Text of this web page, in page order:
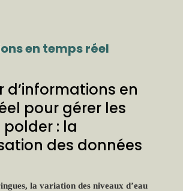
en temps réel
d’informations en
pour gérer les
: la
des données
la variation des niveaux d’eau